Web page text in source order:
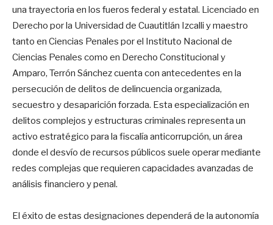
una trayectoria en los fueros federal y estatal. Licenciado en
Derecho por la Universidad de Cuautitlán Izcalli y maestro
tanto en Ciencias Penales por el Instituto Nacional de
Ciencias Penales como en Derecho Constitucional y
Amparo, Terrón Sánchez cuenta con antecedentes en la
persecución de delitos de delincuencia organizada,
secuestro y desaparición forzada. Esta especialización en
delitos complejos y estructuras criminales representa un
activo estratégico para la fiscalía anticorrupción, un área
donde el desvío de recursos públicos suele operar mediante
redes complejas que requieren capacidades avanzadas de
análisis financiero y penal.
El éxito de estas designaciones dependerá de la autonomía